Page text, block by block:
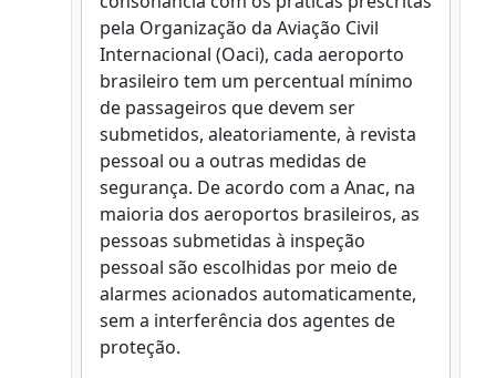
pela Organização da Aviação Civil
Internacional (Oaci), cada aeroporto
brasileiro tem um percentual mínimo
de passageiros que devem ser
submetidos, aleatoriamente, à revista
pessoal ou a outras medidas de
segurança. De acordo com a Anac, na
maioria dos aeroportos brasileiros, as
pessoas submetidas à inspeção
pessoal são escolhidas por meio de
alarmes acionados automaticamente,
sem a interferência dos agentes de
proteção.